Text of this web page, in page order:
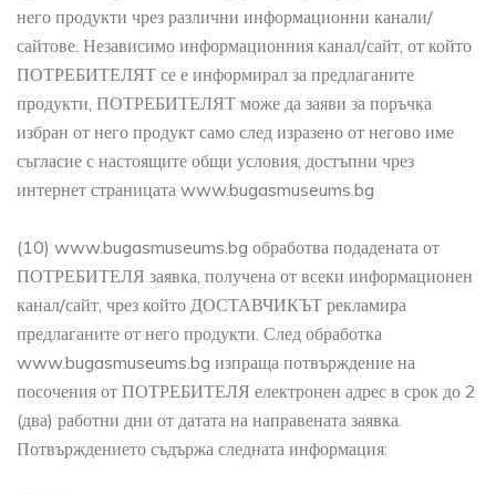
него продукти чрез различни информационни канали/
сайтове. Независимо информационния канал/сайт, от който
ПОТРЕБИТЕЛЯТ се е информирал за предлаганите
продукти, ПОТРЕБИТЕЛЯТ може да заяви за поръчка
избран от него продукт само след изразено от негово име
съгласие с настоящите общи условия, достъпни чрез
интернет страницата www.bugasmuseums.bg
(10) www.bugasmuseums.bg обработва подадената от
ПОТРЕБИТЕЛЯ заявка, получена от всеки информационен
канал/сайт, чрез който ДОСТАВЧИКЪТ рекламира
предлаганите от него продукти. След обработка
www.bugasmuseums.bg изпраща потвърждение на
посочения от ПОТРЕБИТЕЛЯ електронен адрес в срок до 2
(два) работни дни от датата на направената заявка.
Потвърждението съдържа следната информация: